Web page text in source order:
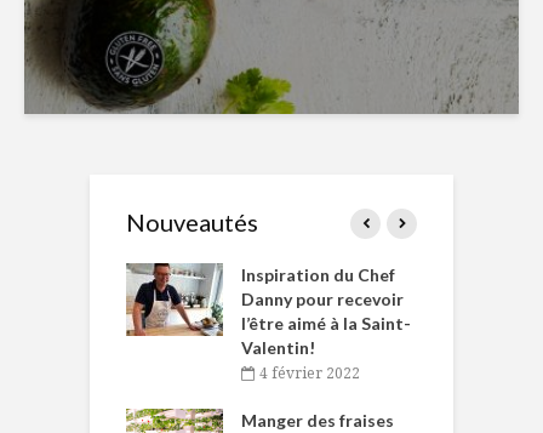
Nouveautés
Inspiration du Chef
Danny pour recevoir
l’être aimé à la Saint-
Valentin!
4 février 2022
Manger des fraises